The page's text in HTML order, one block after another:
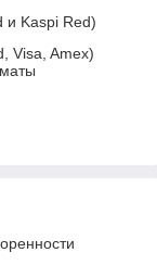
и Kaspi Red)
Visa, Amex)